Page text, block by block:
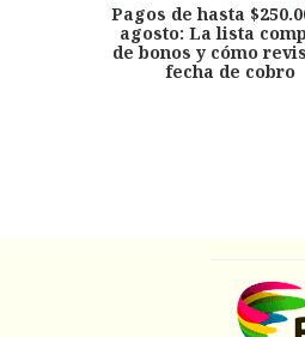
Pagos de hasta
agosto: La lista
de bonos y cómo
fecha de cobro